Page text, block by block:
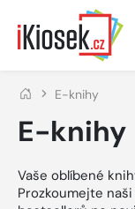
Přejít na hlavní obsah
E-knihy
E-knihy
Vaše oblíbené
Prozkoumejte